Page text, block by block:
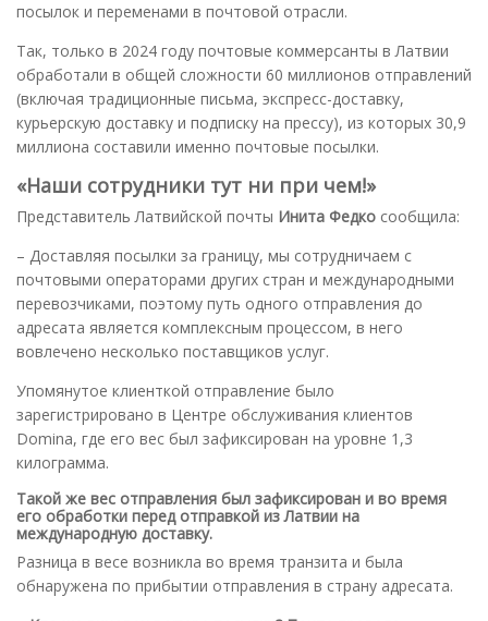
посылок и переменами в почтовой отрасли.
Так, только в 2024 году почтовые коммерсанты в Латвии
обработали в общей сложности 60 миллионов отправлений
(включая традиционные письма, экспресс-доставку,
курьерскую доставку и подписку на прессу), из которых 30,9
миллиона составили именно почтовые посылки.
«Наши сотрудники тут ни при чем!»
Представитель Латвийской почты Инита Федко сообщила:
– Доставляя посылки за границу, мы сотрудничаем с
почтовыми операторами других стран и международными
перевозчиками, поэтому путь одного отправления до
адресата является комплексным процессом, в него
вовлечено несколько поставщиков услуг.
Упомянутое клиенткой отправление было
зарегистрировано в Центре обслуживания клиентов
Domina, где его вес был зафиксирован на уровне 1,3
килограмма.
Такой же вес отправления был зафиксирован и во время
его обработки перед отправкой из Латвии на
международную доставку.
Разница в весе возникла во время транзита и была
обнаружена по прибытии отправления в страну адресата.